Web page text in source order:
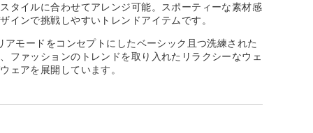
タイルに合わせてアレンジ可能。スポーティーな素材感
インで挑戦しやすいトレンドアイテムです。
モードをコンセプトにしたベーシック且つ洗練された
ファッションのトレンドを取り入れたリラクシーなウェ
ェアを展開しています。